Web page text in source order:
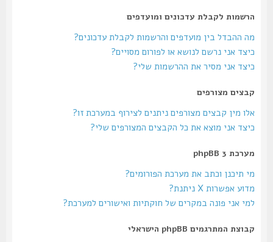
הרשמות לקבלת עדכונים ומועדפים
מה ההבדל בין מועדפים והרשמות לקבלת עדכונים?
כיצד אני נרשם לנושא או לפורום מסויים?
כיצד אני מסיר את ההרשמות שלי?
קבצים מצורפים
אלו מין קבצים מצורפים ניתנים לצירוף במערכת זו?
כיצד אני מוצא את כל הקבצים המצורפים שלי?
מערכת phpBB 3
מי תיכנן וכתב את מערכת הפורומים?
מדוע אפשרות X ניתנת?
למי אני פונה במקרים של חוקתיות ואישורים למערכת?
קבוצת המתרגמים phpBB הישראלי